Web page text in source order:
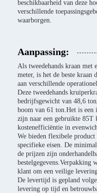
beschikbaarheid van deze
verschillende
waarborgen.
Aanpassing:
Als tweedehands kraan met
meter, is het de beste kraan
aan verschillende
Deze tweedehands
bedrijfsgewicht van 48,6
boom van 61 ton.Het is een
zijn naar een gebruikte 85T
kostenefficiëntie in
We bieden flexibele product
specifieke eisen. De
de prijzen zijn
bestelgegevens.Verpakking
klant om een veilige
De levertijd is gepland
levering op tijd en